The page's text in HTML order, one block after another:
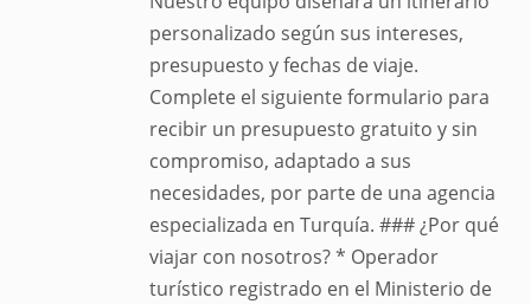
personalizado según sus intereses,
presupuesto y fechas de viaje.
Complete el siguiente formulario para
recibir un presupuesto gratuito y sin
compromiso, adaptado a sus
necesidades, por parte de una agencia
especializada en Turquía. ### ¿Por qué
viajar con nosotros? * Operador
turístico registrado en el Ministerio de